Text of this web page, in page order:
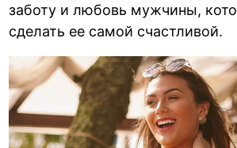
заботу и любовь мужчины,
сделать ее самой счастливой.